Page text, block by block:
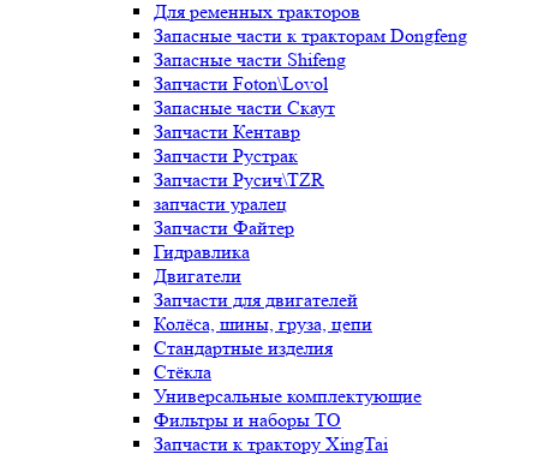
Для ременных тракторов
Запасные части к тракторам Dongfeng
Запасные части Shifeng
Запчасти Foton\Lovol
Запасные части Скаут
Запчасти Кентавр
Запчасти Рустрак
Запчасти Русич\TZR
запчасти уралец
Запчасти Файтер
Гидравлика
Двигатели
Запчасти для двигателей
Колёса, шины, груза, цепи
Стандартные изделия
Стёкла
Универсальные комплектующие
Фильтры и наборы ТО
Запчасти к трактору XingTai